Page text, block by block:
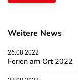
Weitere News
26.08.2022
Ferien am Ort 2022